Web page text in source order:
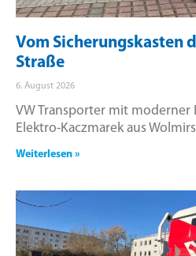
Vom Sicherungskasten
Straße
6. August 2026
VW Transporter mit
Elektro-Kaczmarek aus
Weiterlesen »